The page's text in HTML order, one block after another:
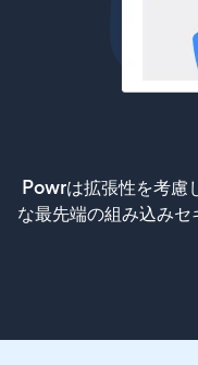
Powrは拡張性を考慮
な最先端の組み込み